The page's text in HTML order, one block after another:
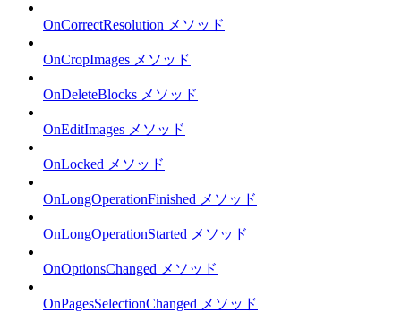
OnCorrectResolution メソッド
OnCropImages メソッド
OnDeleteBlocks メソッド
OnEditImages メソッド
OnLocked メソッド
OnLongOperationFinished メソッド
OnLongOperationStarted メソッド
OnOptionsChanged メソッド
OnPagesSelectionChanged メソッド